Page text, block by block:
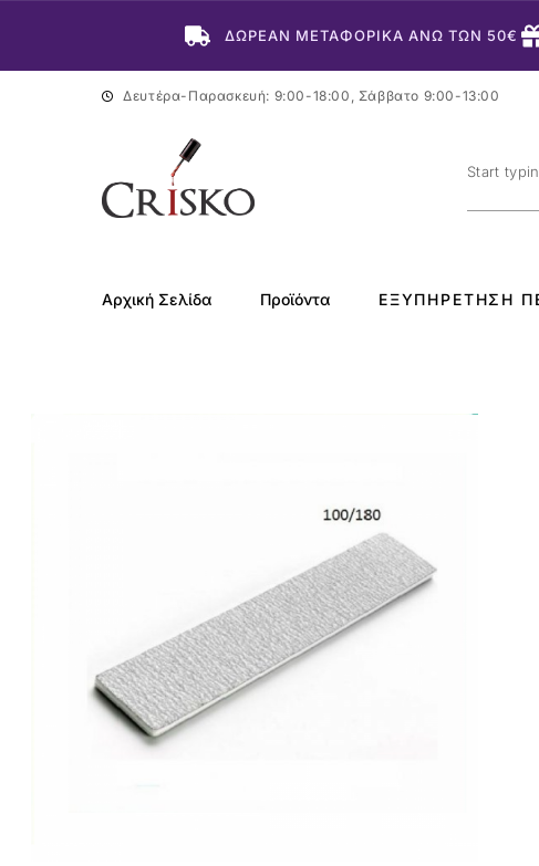
ΔΩΡΕΑΝ ΜΕΤΑΦΟΡΙΚΑ ΑΝΩ ΤΩΝ 50€
Δευτέρα-Παρασκευή: 9:00-18:00, Σάββατο 9:00-13:00
Αρχική Σελίδα Προϊόντα ΕΞΥΠΗΡΈΤΗΣΗ